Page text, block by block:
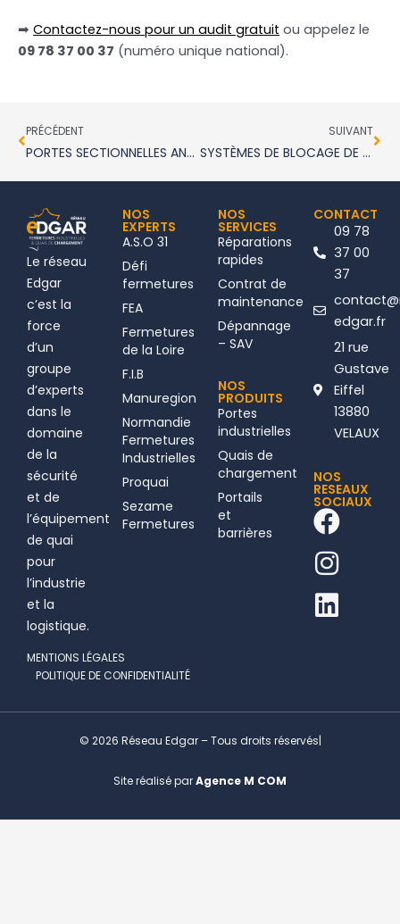
➡ Contactez-nous pour un audit gratuit ou appelez le
09 78 37 00 37 (numéro unique national).
Précédent
PRÉCÉDENT
PORTES SECTIONNELLES ANTI-EFFRACTION CR3 ET CR4 : LA NOUVELLE RÉFÉRENCE EN SÉCURITÉ INDUSTRIELLE
SUIVANT
SYSTÈMES DE BLOCAGE DE ROUE : COMMENT SÉCURISER VOS QUAIS CONTRE LES DÉPARTS INOPINÉS ?
Le réseau
Edgar
c’est la
force
d’un
groupe
d’experts
dans le
domaine
de la
sécurité
et de
l’équipement
de quai
pour
l’industrie
et la
logistique.
MENTIONS LÉGALES
POLITIQUE DE CONFIDENTIALITÉ
NOS
EXPERTS
A.S.O 31
Défi
fermetures
FEA
Fermetures
de la Loire
F.I.B
Manuregion
Normandie
Fermetures
Industrielles
Proquai
Sezame
Fermetures
NOS
SERVICES
Réparations
rapides
Contrat de
maintenance
Dépannage
– SAV
NOS
PRODUITS
Portes
industrielles
Quais de
chargement
Portails
et
barrières
CONTACT
09 78
37 00
37
edgar.fr
21 rue
Gustave
Eiffel
13880
VELAUX
NOS
RESEAUX
SOCIAUX
F
a
c
e
b
k
I
n
s
t
a
a
L
i
n
k
e
n
© 2026 Réseau Edgar – Tous droits réservés|
Site réalisé parAgence M COM